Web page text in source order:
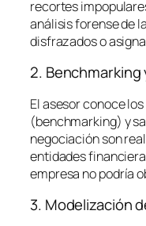
recortes
análisis forense de
disfrazados o
2.
El asesor conoce
(benchmarking) y
negociación son
entidades
empresa no podría
3. Modelización